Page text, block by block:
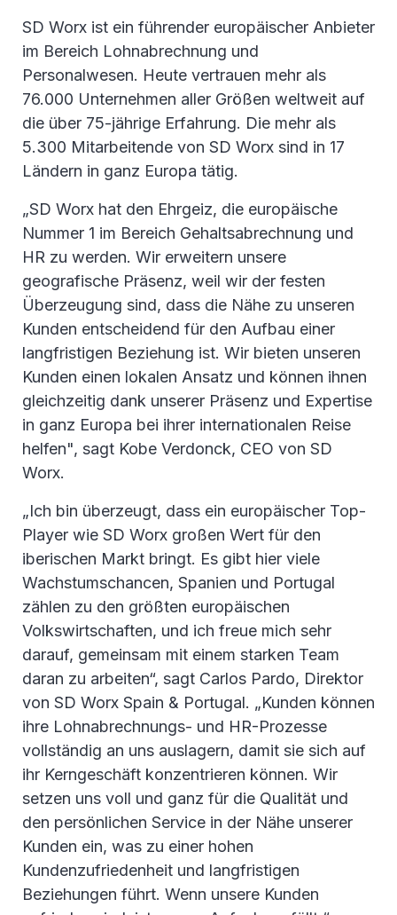
SD Worx ist ein führender europäischer Anbieter
im Bereich Lohnabrechnung und
Personalwesen. Heute vertrauen mehr als
76.000 Unternehmen aller Größen weltweit auf
die über 75-jährige Erfahrung. Die mehr als
5.300 Mitarbeitende von SD Worx sind in 17
Ländern in ganz Europa tätig.
„SD Worx hat den Ehrgeiz, die europäische
Nummer 1 im Bereich Gehaltsabrechnung und
HR zu werden. Wir erweitern unsere
geografische Präsenz, weil wir der festen
Überzeugung sind, dass die Nähe zu unseren
Kunden entscheidend für den Aufbau einer
langfristigen Beziehung ist. Wir bieten unseren
Kunden einen lokalen Ansatz und können ihnen
gleichzeitig dank unserer Präsenz und Expertise
in ganz Europa bei ihrer internationalen Reise
helfen", sagt Kobe Verdonck, CEO von SD
Worx.
„Ich bin überzeugt, dass ein europäischer Top-
Player wie SD Worx großen Wert für den
iberischen Markt bringt. Es gibt hier viele
Wachstumschancen, Spanien und Portugal
zählen zu den größten europäischen
Volkswirtschaften, und ich freue mich sehr
darauf, gemeinsam mit einem starken Team
daran zu arbeiten“, sagt Carlos Pardo, Direktor
von SD Worx Spain & Portugal. „Kunden können
ihre Lohnabrechnungs- und HR-Prozesse
vollständig an uns auslagern, damit sie sich auf
ihr Kerngeschäft konzentrieren können. Wir
setzen uns voll und ganz für die Qualität und
den persönlichen Service in der Nähe unserer
Kunden ein, was zu einer hohen
Kundenzufriedenheit und langfristigen
Beziehungen führt. Wenn unsere Kunden